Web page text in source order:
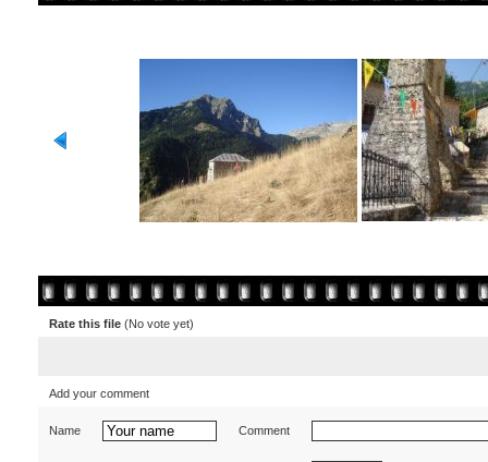
Rate this file (No vote yet)
Add your comment
Name Comment